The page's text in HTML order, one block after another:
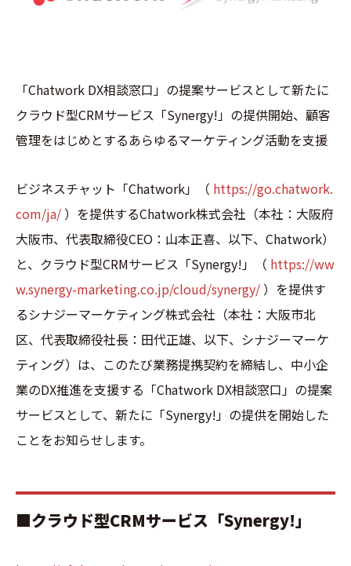
「Chatwork DX相談窓口」の提案サービスとして新たに
クラウド型CRMサービス「Synergy!」の提供開始、顧客
管理をはじめとするあらゆるマーケティング活動を支援
ビジネスチャット「Chatwork」（ https://go.chatwork.
com/ja/ ）を提供するChatwork株式会社（本社：大阪府
大阪市、代表取締役CEO：山本正喜、以下、Chatwork）
と、クラウド型CRMサービス「Synergy!」（ https://ww
w.synergy-marketing.co.jp/cloud/synergy/ ）を提供す
るシナジーマーケティング株式会社（本社：大阪市北
区、代表取締役社長：田代正雄、以下、シナジーマーケ
ティング）は、このたび業務提携契約を締結し、中小企
業のDX推進を支援する「Chatwork DX相談窓口」の提案
サービスとして、新たに「Synergy!」の提供を開始した
ことをお知らせします。
■クラウド型CRMサービス「Synergy!」